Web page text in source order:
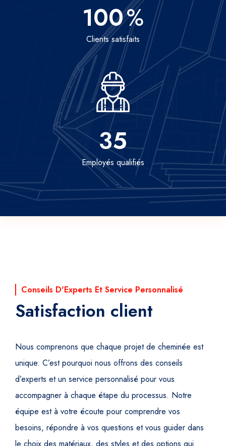
100%
Clients satisfaits
35
Employés qualifiés
Conseils D'Experts Et Service Personnalisé
Satisfaction client
Nous comprenons que chaque projet de cheminée est
unique. C’est pourquoi nous offrons des conseils
d’experts et un service personnalisé pour vous
accompagner à chaque étape du processus. Notre
équipe est à votre écoute pour comprendre vos
besoins, répondre à vos questions et vous guider dans